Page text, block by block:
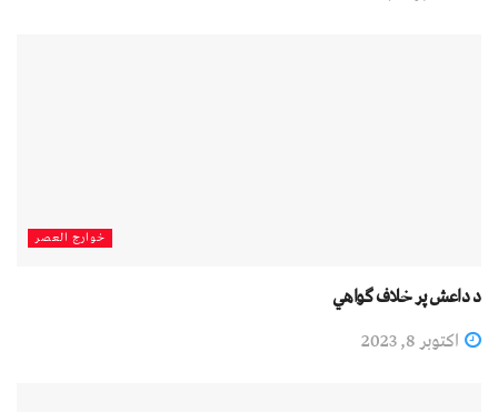
خوارج العصر
د داعش پر خلاف ګواهي
اکتوبر 8, 2023